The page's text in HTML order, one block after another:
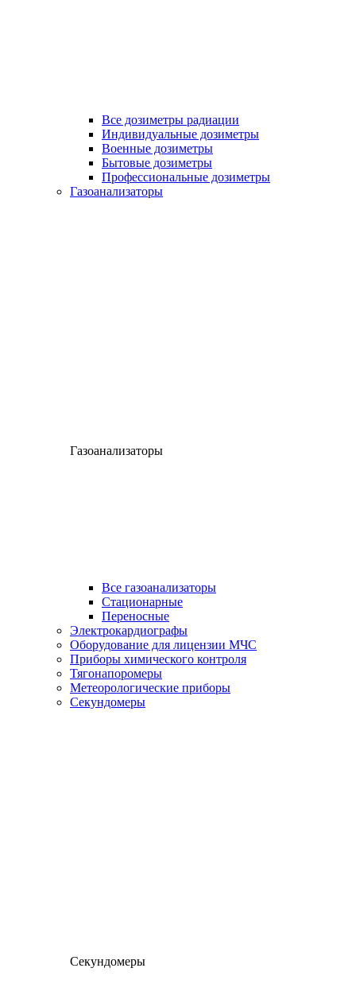
Все дозиметры радиации
Индивидуальные дозиметры
Военные дозиметры
Бытовые дозиметры
Профессиональные дозиметры
Газоанализаторы
Газоанализаторы
Все газоанализаторы
Cтационарные
Переносные
Электрокардиографы
Оборудование для лицензии МЧС
Приборы химического контроля
Тягонапоромеры
Метеорологические приборы
Секундомеры
Секундомеры